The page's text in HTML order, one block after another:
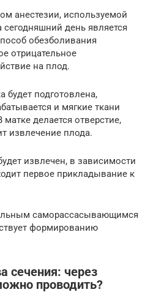
анестезии, используемой
сегодняшний день является
обезболивания
отрицательное
на плод.
будет подготовлена,
и мягкие ткани
делается отверстие,
извлечение плода.
извлечен, в зависимости
первое прикладывание к
саморассасывающимся
формированию
сечения: через
проводить?